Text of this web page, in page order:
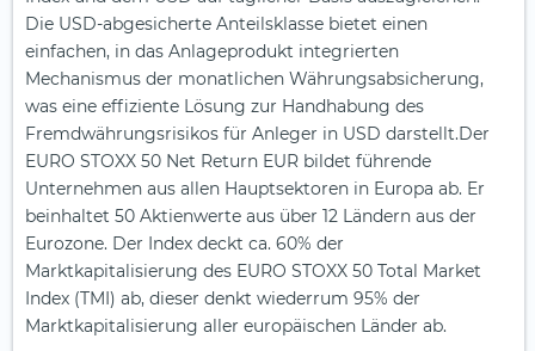
Die USD-abgesicherte Anteilsklasse bietet einen
einfachen, in das Anlageprodukt integrierten
Mechanismus der monatlichen Währungsabsicherung,
was eine effiziente Lösung zur Handhabung des
Fremdwährungsrisikos für Anleger in USD darstellt.Der
EURO STOXX 50 Net Return EUR bildet führende
Unternehmen aus allen Hauptsektoren in Europa ab. Er
beinhaltet 50 Aktienwerte aus über 12 Ländern aus der
Eurozone. Der Index deckt ca. 60% der
Marktkapitalisierung des EURO STOXX 50 Total Market
Index (TMI) ab, dieser denkt wiederrum 95% der
Marktkapitalisierung aller europäischen Länder ab.